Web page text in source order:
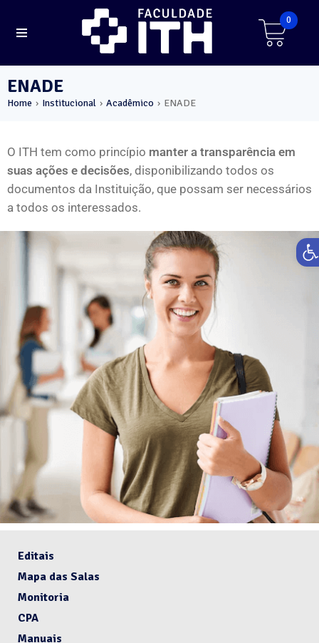
0
ENADE
Home › Institucional › Acadêmico › ENADE
O ITH tem como princípio manter a transparência em
suas ações e decisões, disponibilizando todos os
documentos da Instituição, que possam ser necessários
a todos os interessados.
Editais
Mapa das Salas
Monitoria
CPA
Manuais